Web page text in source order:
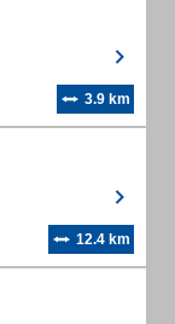
3.9 km
12.4 km